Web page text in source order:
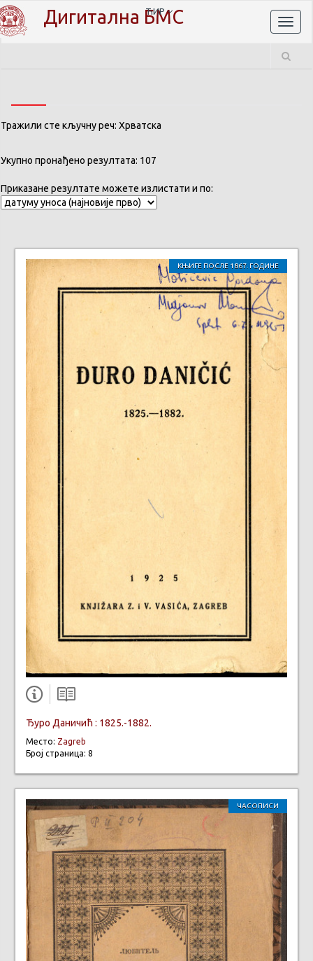
Дигитална БМС
ЋИР
Тражили сте кључну реч: Хрватска
Укупно пронађено резултата: 107
Приказане резултате можете излистати и по:
КЊИГЕ ПОСЛЕ 1867. ГОДИНЕ
Ђуро Даничић : 1825.-1882.
Место: Zagreb
Број страница: 8
ЧАСОПИСИ